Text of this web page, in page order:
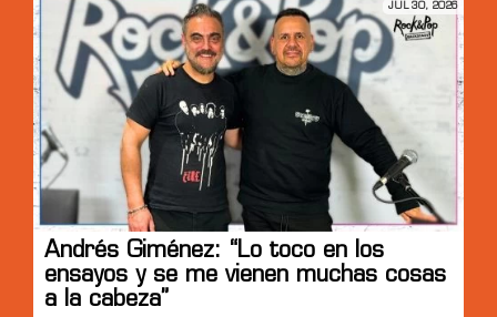
JUL 30, 2026
Andrés Giménez: “Lo toco en los
ensayos y se me vienen muchas cosas
a la cabeza”